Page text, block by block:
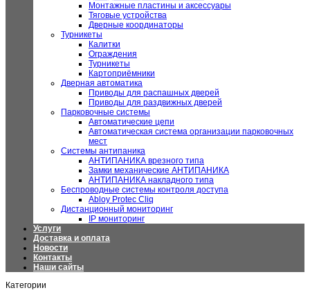
Монтажные пластины и аксессуары
Тяговые устройства
Дверные координаторы
Турникеты
Калитки
Ограждения
Турникеты
Картоприёмники
Дверная автоматика
Приводы для распашных дверей
Приводы для раздвижных дверей
Парковочные системы
Автоматические цепи
Автоматическая система организации парковочных
мест
Системы антипаника
АНТИПАНИКА врезного типа
Замки механические АНТИПАНИКА
АНТИПАНИКА накладного типа
Беспроводные системы контроля доступа
Abloy Protec Cliq
Дистанционный мониторинг
IP мониторинг
Услуги
Доставка и оплата
Новости
Контакты
Наши сайты
Категории